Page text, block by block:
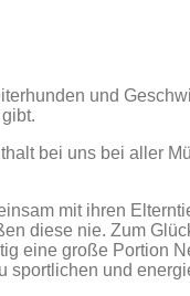
und
bei uns bei aller
mit ihren
diese nie. Zum
eine große Portion
sportlichen und